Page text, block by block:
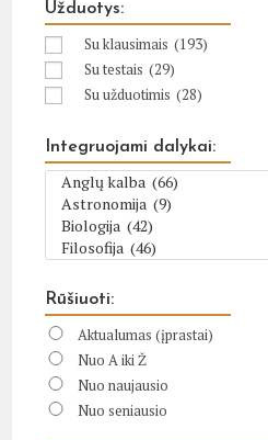
Užduotys:
Su klausimais (193)
Su testais (29)
Su užduotimis (28)
Integruojami dalykai:
Rūšiuoti:
Aktualumas (įprastai)
Nuo A iki Ž
Nuo naujausio
Nuo seniausio